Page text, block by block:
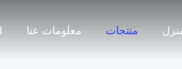
منتجات معلومات عنا